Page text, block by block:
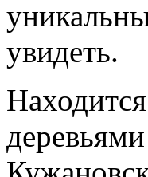
увидеть.